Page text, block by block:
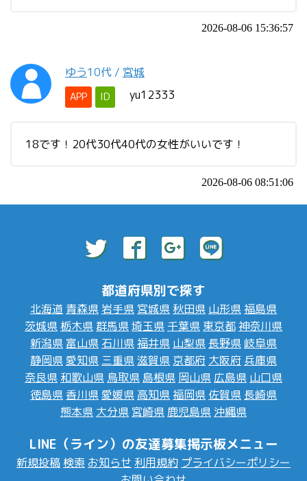
2026-08-06 15:36:57
ゆう10代 / 宮城
APP ID yu12333
18です！20代30代40代の女性がいいです！
2026-08-06 08:51:06
都道府県別で探す
北海道 青森県 岩手県 宮城県 秋田県 山形県福島県
茨城県 栃木県群馬県埼玉県 千葉県 東京都神奈川県
新潟県 富山県 石川県福井県 山梨県 長野県 岐阜県
静岡県愛知県 三重県滋賀県 京都府 大阪府 兵庫県
奈良県 和歌山県 鳥取県 島根県 岡山県 広島県 山口県
徳島県 香川県愛媛県 高知県福岡県 佐賀県 長崎県
熊本県 大分県 宮崎県 鹿児島県 沖縄県
LINE（ライン）の友達募集掲示板メニュー
新規投稿 検索 お知らせ 利用規約 プライバシーポリシー